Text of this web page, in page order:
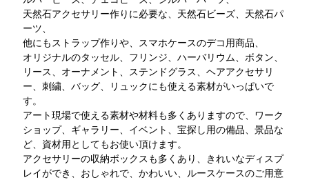
天然石アクセサリー作りに必要な、天然石ビーズ、天然石パ
ーツ、
他にもストラップ作りや、スマホケースのデコ用商品、
オリジナルのタッセル、フリンジ、ハーバリウム、ボタン、
リース、オーナメント、ステンドグラス、ヘアアクセサリ
ー、刺繍、バッグ、リュックにも使える素材がいっぱいで
す。
アート現場で使える素材や材料も多くありますので、ワーク
ショップ、ギャラリー、イベント、宝探し用の備品、景品な
ど、資材用としてもお使い頂けます。
アクセサリーの収納ボックスも多くあり、きれいなディスプ
レイができ、おしゃれで、かわいい、ルースケースのご用意